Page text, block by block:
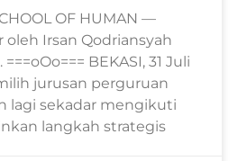
OF HUMAN —
Irsan Qodriansyah
BEKASI, 31 Juli
jurusan perguruan
lagi sekadar mengikuti
langkah strategis